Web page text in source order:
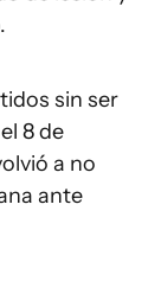
sin ser
8 de
a no
ante